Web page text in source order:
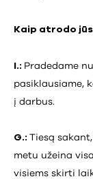
Kaip atrodo
I.: Pradedame
pasiklausiame,
į darbus.
G.: Tiesą
metu užeina
visiems skirti